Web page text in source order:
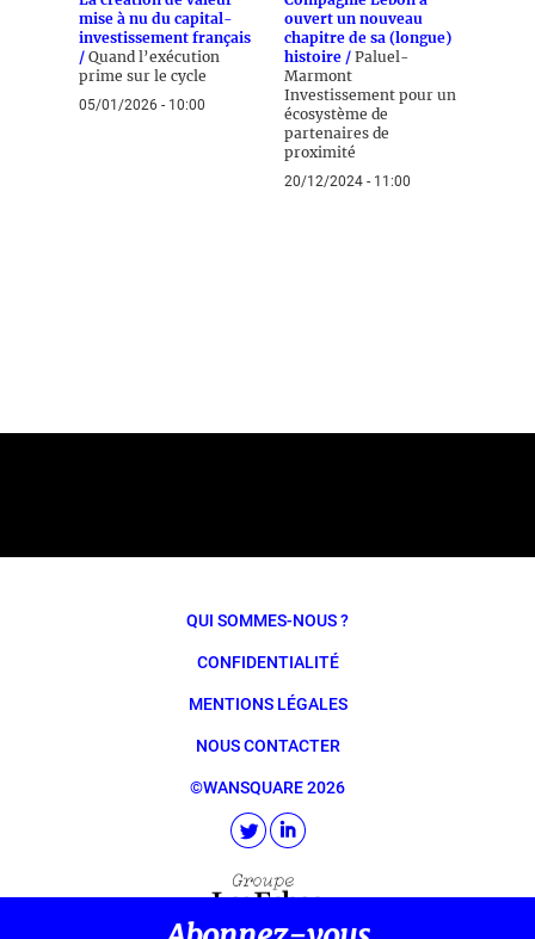
mise à nu du capital-
investissement français
/ Quand l’exécution
prime sur le cycle
05/01/2026 - 10:00
ouvert un nouveau
chapitre de sa (longue)
histoire / Paluel-
Marmont
Investissement pour un
écosystème de
partenaires de
proximité
20/12/2024 - 11:00
QUI SOMMES-NOUS ?
CONFIDENTIALITÉ
MENTIONS LÉGALES
NOUS CONTACTER
©WANSQUARE 2026